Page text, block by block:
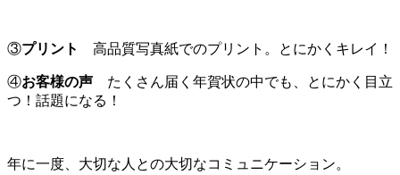
③プリント 高品質写真紙でのプリント。とにかくキレイ！
④お客様の声 たくさん届く年賀状の中でも、とにかく目立
つ！話題になる！
年に一度、大切な人との大切なコミュニケーション。